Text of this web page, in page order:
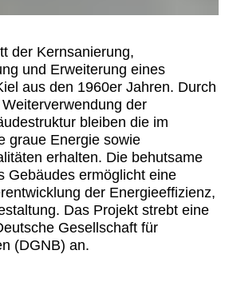
der Kernsanierung,
und Erweiterung eines
aus den 1960er Jahren. Durch
der
bleiben die im
graue Energie sowie
erhalten. Die behutsame
Gebäudes ermöglicht eine
der Energieeffizienz,
Das Projekt strebt eine
Gesellschaft für
(DGNB) an.